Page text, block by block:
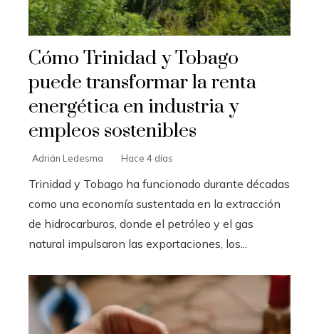
Cómo Trinidad y Tobago
puede transformar la renta
energética en industria y
empleos sostenibles
Adrián Ledesma Hace 4 días
Trinidad y Tobago ha funcionado durante décadas
como una economía sustentada en la extracción
de hidrocarburos, donde el petróleo y el gas
natural impulsaron las exportaciones, los...